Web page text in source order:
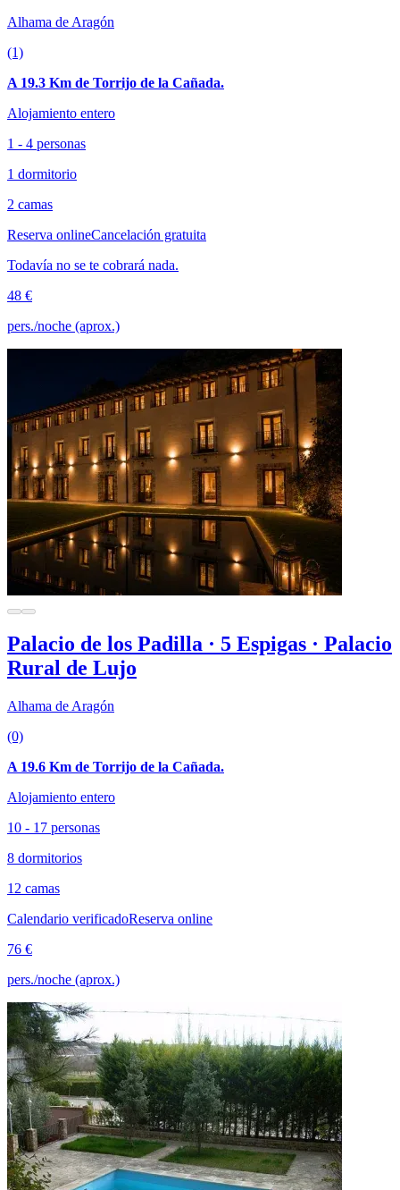
Alhama de Aragón
(1)
A 19.3 Km de Torrijo de la Cañada.
Alojamiento entero
1 - 4 personas
1 dormitorio
2 camas
Reserva onlineCancelación gratuita
Todavía no se te cobrará nada.
48 €
pers./noche (aprox.)
Palacio de los Padilla · 5 Espigas · Palacio
Rural de Lujo
Alhama de Aragón
(0)
A 19.6 Km de Torrijo de la Cañada.
Alojamiento entero
10 - 17 personas
8 dormitorios
12 camas
Calendario verificadoReserva online
76 €
pers./noche (aprox.)